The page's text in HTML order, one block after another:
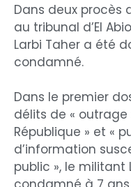
Dans deux procès
au tribunal d’El
Larbi Taher a été
condamné.
Dans le premier
délits de «
République » et «
d’information
public », le militant